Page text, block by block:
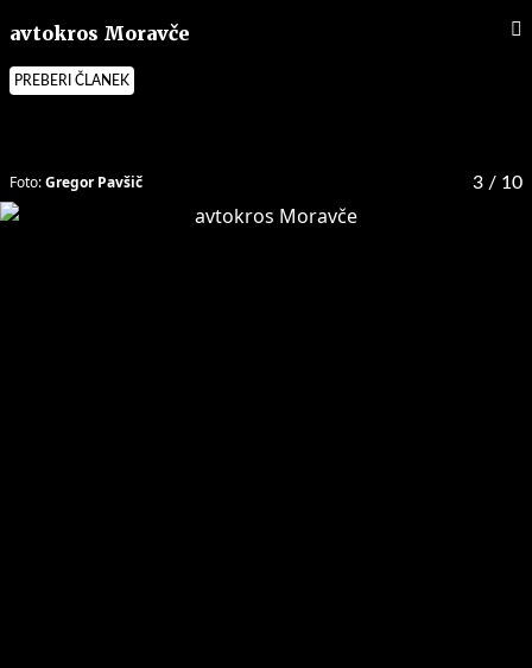
avtokros Moravče
PREBERI ČLANEK
3 / 10
Foto:Gregor Pavšič